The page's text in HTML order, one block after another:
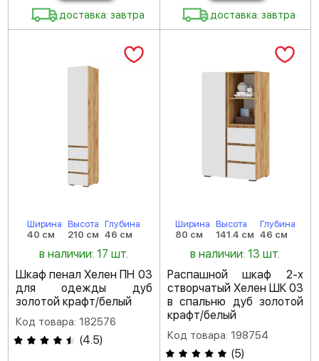
доставка: завтра доставка: завтра
Ширина
40 см
Высота
210 см
Глубина
46 см
в наличии: 17 шт.
Шкаф пенал Хелен ПН 03
для одежды дуб
золотой крафт/белый
Код товара: 182576
(4.5)
Ширина
80 см
Высота
141.4 см
Глубина
46 см
в наличии: 13 шт.
Распашной шкаф 2-х
створчатый Хелен ШК 03
в спальню дуб золотой
крафт/белый
Код товара: 198754
(5)